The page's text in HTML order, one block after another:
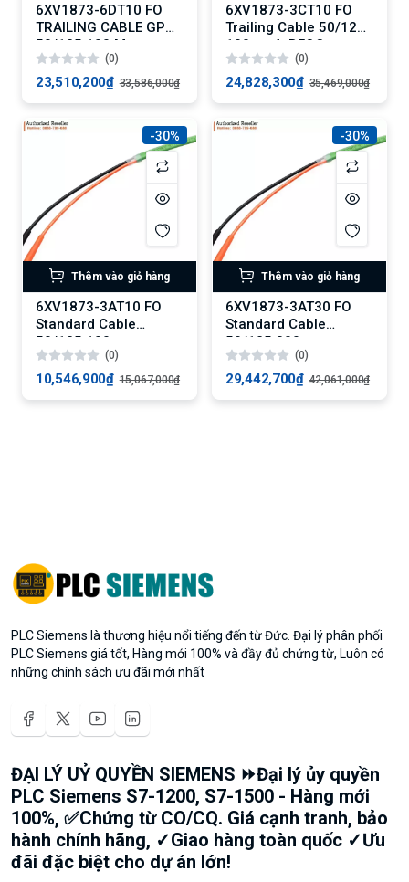
6XV1873-6DT10 FO
TRAILING CABLE GP
50/125 100 M
(0)
23,510,200₫ 33,586,000₫
6XV1873-3CT10 FO
Trailing Cable 50/125
100 m, 4xBFOC
(0)
24,828,300₫ 35,469,000₫
-30%
Thêm vào giỏ hàng
6XV1873-3AT10 FO
Standard Cable
50/125 100 m,
4xBFOC
(0)
10,546,900₫ 15,067,000₫
-30%
Thêm vào giỏ hàng
6XV1873-3AT30 FO
Standard Cable
50/125 300 m,
4xBFOC
(0)
29,442,700₫ 42,061,000₫
PLC Siemens là thương hiệu nổi tiếng đến từ Đức. Đại lý phân phối
PLC Siemens giá tốt, Hàng mới 100% và đầy đủ chứng từ, Luôn có
những chính sách ưu đãi mới nhất
ĐẠI LÝ UỶ QUYỀN SIEMENS ⏩Đại lý ủy quyền
PLC Siemens S7-1200, S7-1500 - Hàng mới
100%, ✅Chứng từ CO/CQ. Giá cạnh tranh, bảo
hành chính hãng, ✓Giao hàng toàn quốc ✓Ưu
đãi đặc biệt cho dự án lớn!